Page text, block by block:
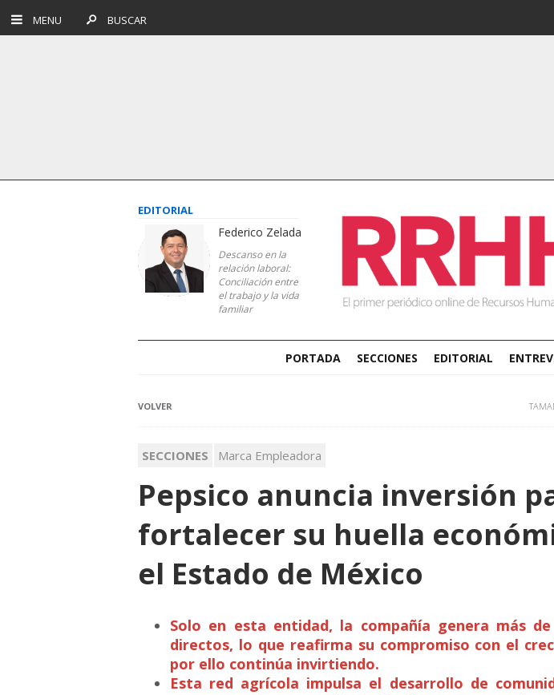
MENU BUSCAR
EDITORIAL
Federico Zelada
Descanso en la
relación laboral:
Conciliación entre
el trabajo y la vida
familiar
PORTADA SECCIONES EDITORIAL
VOLVER
SECCIONES Marca Empleadora
Pepsico anuncia inversión
fortalecer su huella
el Estado de México
Solo en esta entidad, la compañía genera más de
directos, lo que reafirma su compromiso con el
por ello continúa invirtiendo.
Esta red agrícola impulsa el desarrollo de